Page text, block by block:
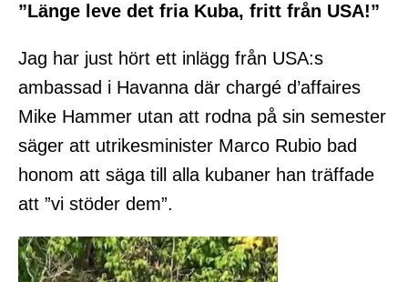
”Länge leve det fria Kuba, fritt från USA!”
Jag har just hört ett inlägg från USA:s
ambassad i Havanna där chargé d’affaires
Mike Hammer utan att rodna på sin semester
säger att utrikesminister Marco Rubio bad
honom att säga till alla kubaner han träffade
att ”vi stöder dem”.